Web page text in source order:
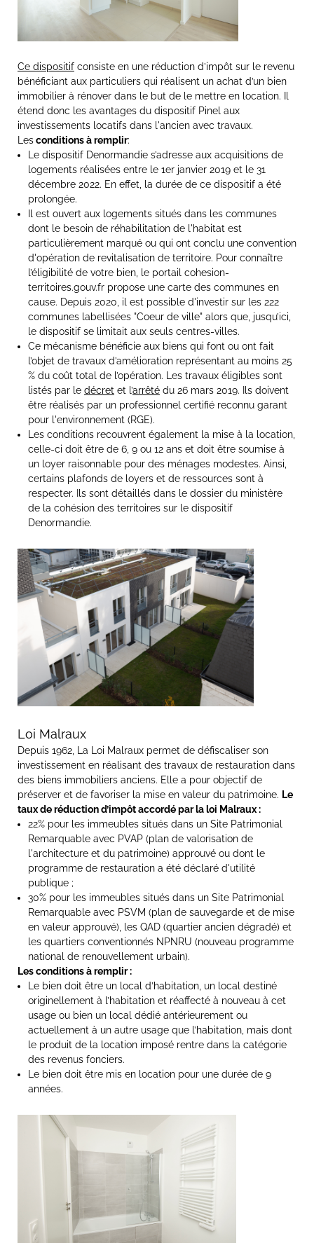
Ce dispositif consiste en une réduction d’impôt sur le revenu
bénéficiant aux particuliers qui réalisent un achat d’un bien
immobilier à rénover dans le but de le mettre en location. Il
étend donc les avantages du dispositif Pinel aux
investissements locatifs dans l'ancien avec travaux.
Lesconditions à remplir:
Le dispositif Denormandie s’adresse aux acquisitions de
logements réalisées entre le 1er janvier 2019 et le 31
décembre 2022. En effet, la durée de ce dispositif a été
prolongée.
Il est ouvert aux logements situés dans les communes
dont le besoin de réhabilitation de l'habitat est
particulièrement marqué ou qui ont conclu une convention
d'opération de revitalisation de territoire. Pour connaître
l’éligibilité de votre bien, le portail cohesion-
territoires.gouv.fr propose une carte des communes en
cause. Depuis 2020, il est possible d'investir sur les 222
communes labellisées "Coeur de ville" alors que, jusqu’ici,
le dispositif se limitait aux seuls centres-villes.
Ce mécanisme bénéficie aux biens qui font ou ont fait
l’objet de travaux d’amélioration représentant au moins 25
% du coût total de l’opération. Les travaux éligibles sont
listés par le décret et l’arrêté du 26 mars 2019. Ils doivent
être réalisés par un professionnel certifié reconnu garant
pour l'environnement (RGE).
Les conditions recouvrent également la mise à la location,
celle-ci doit être de 6, 9 ou 12 ans et doit être soumise à
un loyer raisonnable pour des ménages modestes. Ainsi,
certains plafonds de loyers et de ressources sont à
respecter. Ils sont détaillés dans le dossier du ministère
de la cohésion des territoires sur le dispositif
Denormandie.
Loi Malraux
Depuis 1962, La Loi Malraux permet de défiscaliser son
investissement en réalisant des travaux de restauration dans
des biens immobiliers anciens. Elle a pour objectif de
préserver et de favoriser la mise en valeur du patrimoine. Le
taux de réduction d’impôt accordé par la loi Malraux :
22% pour les immeubles situés dans un Site Patrimonial
Remarquable avec PVAP (plan de valorisation de
l'architecture et du patrimoine) approuvé ou dont le
programme de restauration a été déclaré d'utilité
publique ;
30% pour les immeubles situés dans un Site Patrimonial
Remarquable avec PSVM (plan de sauvegarde et de mise
en valeur approuvé), les QAD (quartier ancien dégradé) et
les quartiers conventionnés NPNRU (nouveau programme
national de renouvellement urbain).
Les conditions à remplir :
Le bien doit être un local d’habitation, un local destiné
originellement à l’habitation et réaffecté à nouveau à cet
usage ou bien un local dédié antérieurement ou
actuellement à un autre usage que l’habitation, mais dont
le produit de la location imposé rentre dans la catégorie
des revenus fonciers.
Le bien doit être mis en location pour une durée de 9
années.